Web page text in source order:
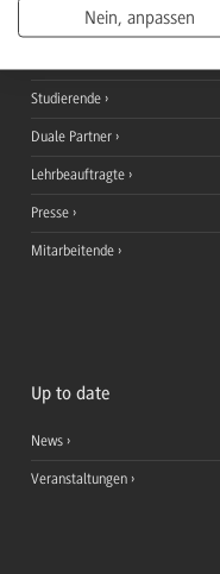
Informationen für
Studierende
Duale Partner
Lehrbeauftragte
Presse
Mitarbeitende
Up to date
News
Veranstaltungen
Nein, anpassen